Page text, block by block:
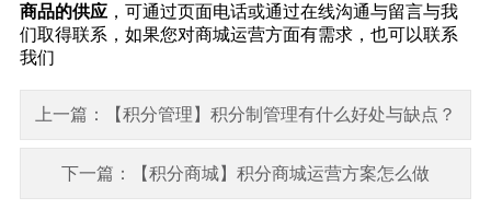
商品的供应，可通过页面电话或通过在线沟通与留言与我
们取得联系，如果您对商城运营方面有需求，也可以联系
我们
上一篇：【积分管理】积分制管理有什么好处与缺点？
下一篇：【积分商城】积分商城运营方案怎么做